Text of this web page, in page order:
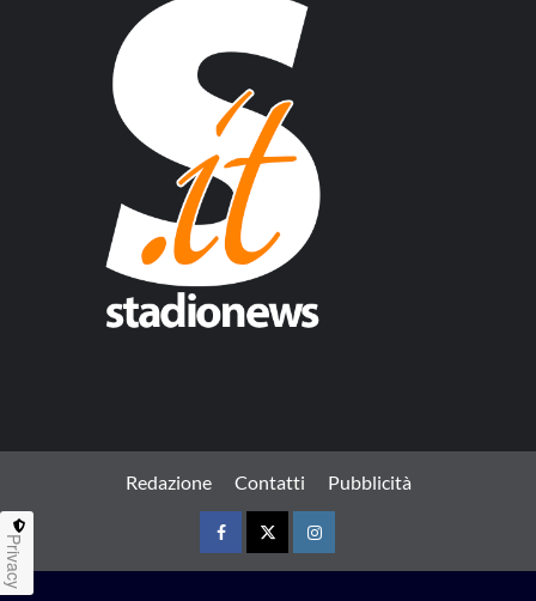
Redazione Contatti Pubblicità
FacebookTwitterInstagram
Privacy